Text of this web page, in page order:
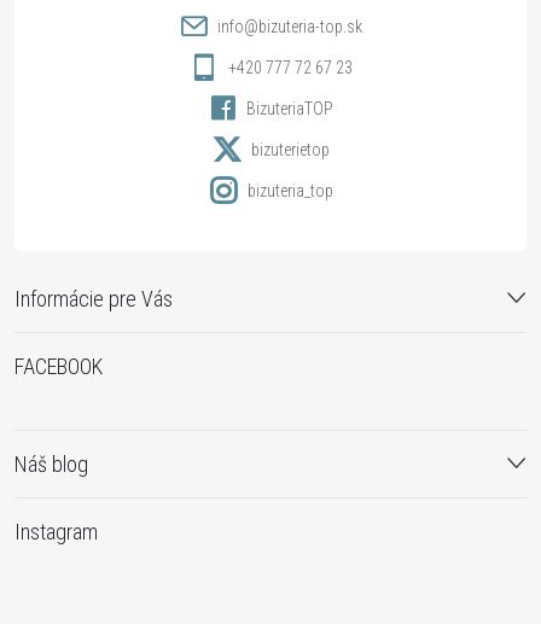
Informácie pre Vás
info@bizuteria-top.sk
+420 777 72 67 23
BizuteriaTOP
bizuterietop
bizuteria_top
FACEBOOK
Náš blog
Instagram